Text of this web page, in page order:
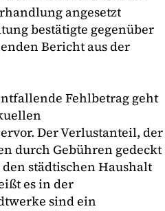
angesetzt
bestätigte gegenüber
Bericht aus der
Fehlbetrag geht
Der Verlustanteil, der
durch Gebühren gedeckt
städtischen Haushalt
es in der
sind ein